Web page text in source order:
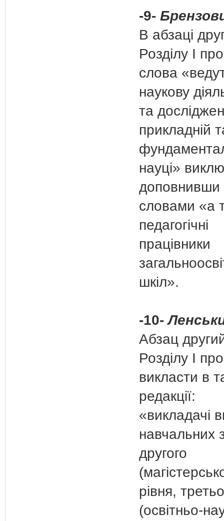
-9-
В абзаці
Розділу І
слова
наукову
та
прикладній
науці»
доповнивши
словами «а
педагогічні
працівники
шкіл».
-10-
Абзац
Розділу І
викласти в
редакції:
«викладачі
навчальних
другого
рівня,
(освітньо-